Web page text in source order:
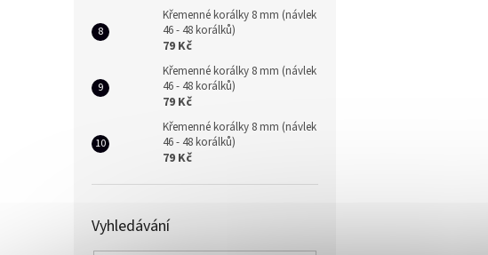
Křemenné korálky 8 mm (návlek
46 - 48 korálků)
79 Kč
Křemenné korálky 8 mm (návlek
46 - 48 korálků)
79 Kč
Křemenné korálky 8 mm (návlek
46 - 48 korálků)
79 Kč
Vyhledávání